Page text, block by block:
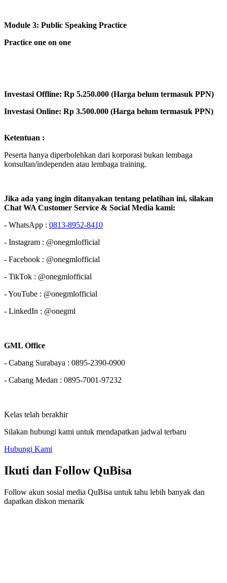
Module 3: Public Speaking Practice
Practice one on one
Investasi Offline: Rp 5.250.000 (Harga belum termasuk PPN)
Investasi Online: Rp 3.500.000 (Harga belum termasuk PPN)
Ketentuan :
Peserta hanya diperbolehkan dari korporasi bukan lembaga
konsultan/independen atau lembaga training.
Jika ada yang ingin ditanyakan tentang pelatihan ini, silakan
Chat WA Customer Service & Social Media kami:
- WhatsApp : 0813-8952-8410
- Instagram : @onegmlofficial
- Facebook : @onegmlofficial
- TikTok : @onegmlofficial
- YouTube : @onegmlofficial
- LinkedIn : @onegml
GML Office
- Cabang Surabaya : 0895-2390-0900
- Cabang Medan : 0895-7001-97232
Kelas telah berakhir
Silakan hubungi kami untuk mendapatkan jadwal terbaru
Hubungi Kami
Ikuti dan Follow QuBisa
Follow akun sosial media QuBisa untuk tahu lebih banyak dan
dapatkan diskon menarik